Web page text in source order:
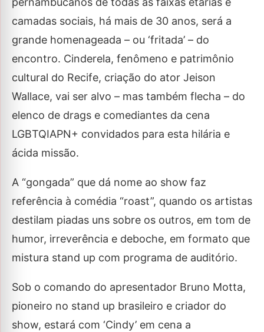
camadas sociais, há mais de 30 anos, será a
grande homenageada – ou ‘fritada’ – do
encontro. Cinderela, fenômeno e patrimônio
cultural do Recife, criação do ator Jeison
Wallace, vai ser alvo – mas também flecha – do
elenco de drags e comediantes da cena
LGBTQIAPN+ convidados para esta hilária e
ácida missão.
A “gongada” que dá nome ao show faz
referência à comédia “roast”, quando os artistas
destilam piadas uns sobre os outros, em tom de
humor, irreverência e deboche, em formato que
mistura stand up com programa de auditório.
Sob o comando do apresentador Bruno Motta,
pioneiro no stand up brasileiro e criador do
show, estará com ‘Cindy’ em cena a